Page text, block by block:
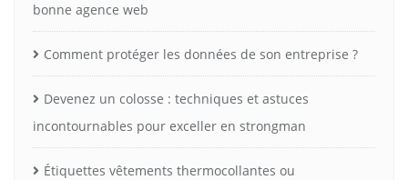
bonne agence web
Comment protéger les données de son entreprise ?
Devenez un colosse : techniques et astuces
incontournables pour exceller en strongman
Étiquettes vêtements thermocollantes ou